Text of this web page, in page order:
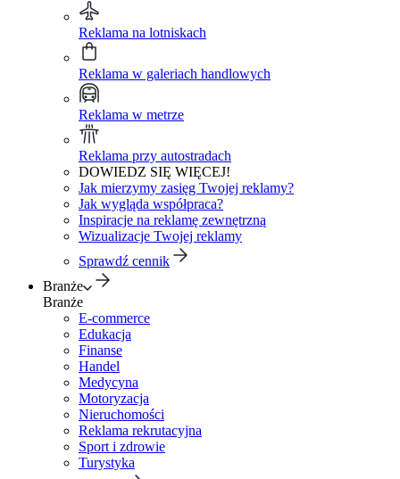
Reklama na lotniskach
Reklama w galeriach handlowych
Reklama w metrze
Reklama przy autostradach
DOWIEDZ SIĘ WIĘCEJ!
Jak mierzymy zasięg Twojej reklamy?
Jak wygląda współpraca?
Inspiracje na reklamę zewnętrzną
Wizualizacje Twojej reklamy
Sprawdź cennik
Branże
Branże
E-commerce
Edukacja
Finanse
Handel
Medycyna
Motoryzacja
Nieruchomości
Reklama rekrutacyjna
Sport i zdrowie
Turystyka